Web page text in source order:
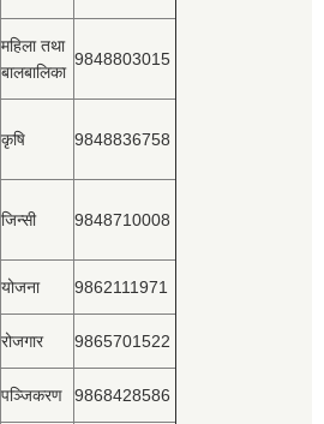
महिला तथा
बालबालिका
9848803015
कृषि 9848836758
जिन्सी 9848710008
योजना 9862111971
रोजगार 9865701522
पञ्‍जिकरण 9868428586